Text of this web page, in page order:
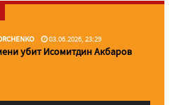
03.06.2026, 23:29
убит Исомитдин Акбаров